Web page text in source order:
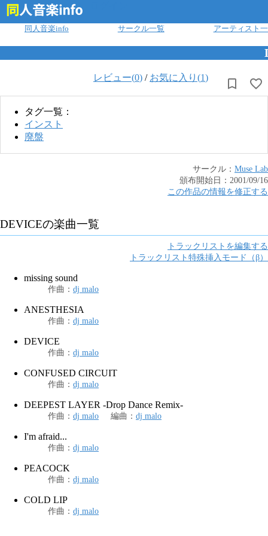
同人音楽info サークル一覧 アーティスト
レビュー(0) / お気に入り(1)
タグ一覧：
インスト
廃盤
サークル： Muse Lab
頒布開始日： 2001/09/16
この作品の情報を修正する
DEVICEの楽曲一覧
トラックリストを編集する
トラックリスト特殊挿入モード（β）
missing sound
作曲 ： dj malo
ANESTHESIA
作曲 ： dj malo
DEVICE
作曲 ： dj malo
CONFUSED CIRCUIT
作曲 ： dj malo
DEEPEST LAYER -Drop Dance Remix-
作曲 ： dj malo 編曲 ： dj malo
I'm afraid...
作曲 ： dj malo
PEACOCK
作曲 ： dj malo
COLD LIP
作曲 ： dj malo